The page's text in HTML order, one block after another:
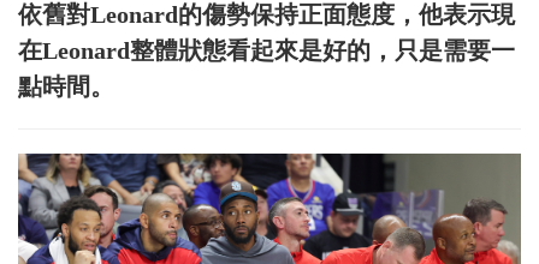
依舊對Leonard的傷勢保持正面態度，他表示現
在Leonard整體狀態看起來是好的，只是需要一
點時間。